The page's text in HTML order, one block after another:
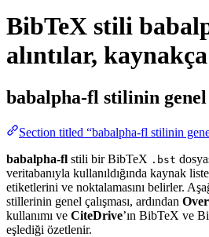
BibTeX stili
alıntılar,
babalpha-fl stilinin genel
Section titled “babalpha-fl stilinin
babalpha-fl stili bir BibTeX .bst
veritabanıyla kullanıldığında kaynak
etiketlerini ve noktalamasını belirler.
stillerinin genel çalışması, ardından
kullanımı ve CiteDrive’ın BibTeX ve
eşlediği özetlenir.